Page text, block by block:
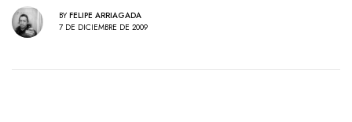
BY FELIPE ARRIAGADA
7 DE DICIEMBRE DE 2009